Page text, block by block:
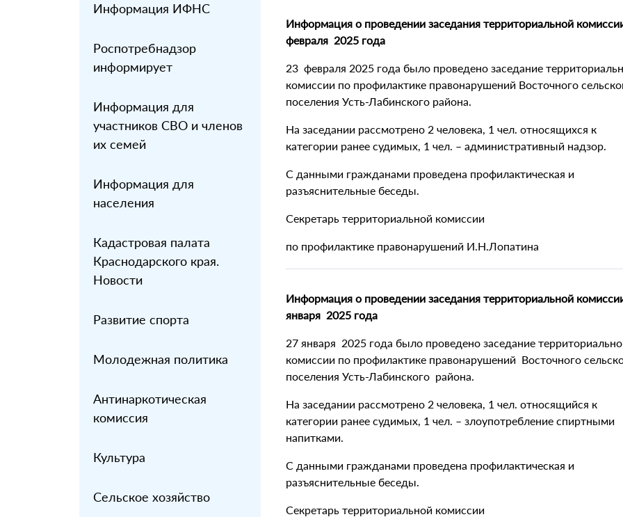
Информация ИФНС
Роспотребнадзор
информирует
Информация для
участников СВО и членов
их семей
Информация для
населения
Кадастровая палата
Краснодарского края.
Новости
Развитие спорта
Молодежная политика
Антинаркотическая
комиссия
Культура
Сельское хозяйство
Информация о проведении заседания территориальной
февраля 2025 года
23 февраля 2025 года было проведено заседание
комиссии по профилактике правонарушений Восточного
поселения Усть-Лабинского района.
На заседании рассмотрено 2 человека, 1 чел. относящихся к
категории ранее судимых, 1 чел. – административный надзор.
С данными гражданами проведена профилактическая и
разъяснительные беседы.
Секретарь территориальной комиссии
по профилактике правонарушений И.Н.Лопатина
Информация о проведении заседания территориальной
января 2025 года
27 января 2025 года было проведено заседание
комиссии по профилактике правонарушений Восточного
поселения Усть-Лабинского района.
На заседании рассмотрено 2 человека, 1 чел. относящийся к
категории ранее судимых, 1 чел. – злоупотребление спиртными
напитками.
С данными гражданами проведена профилактическая и
разъяснительные беседы.
Секретарь территориальной комиссии